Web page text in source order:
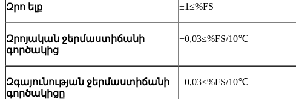
Զրո ելք ±1≤%FS
Զրոյական ջերմաստիճանի
գործակից
+0,03≤%FS/10℃
Զգայունության ջերմաստիճանի
գործակիցը
+0,03≤%FS/10℃